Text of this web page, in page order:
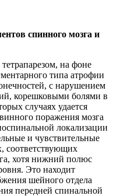
спинного мозга и
на фоне
типа атрофии
с нарушением
корешковыми болями в
случаях удается
поражения мозга
локализации
и чувствительные
соответствующих
хотя нижний полюс
Это находит
шейного отдела
передней спинальной